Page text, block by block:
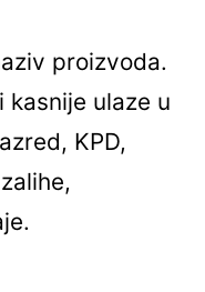
proizvoda.
kasnije ulaze u
KPD,